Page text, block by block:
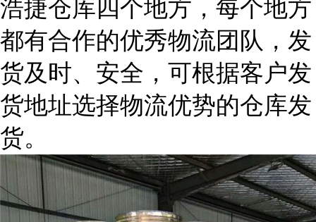
浩捷仓库四个地方，每个地方
都有合作的优秀物流团队，发
货及时、安全，可根据客户发
货地址选择物流优势的仓库发
货。